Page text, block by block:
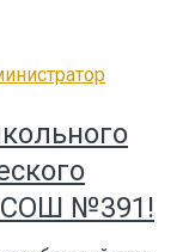
СОШ №391!